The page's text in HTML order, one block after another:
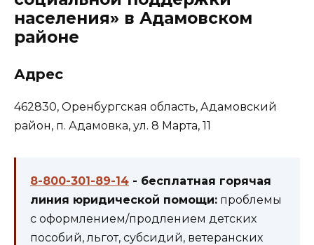
населения» в Адамовском
районе
Адрес
462830, Оренбургская область, Адамовский
район, п. Адамовка, ул. 8 Марта, 11
8-800-301-89-14 - бесплатная горячая
линия юридической помощи: проблемы
с оформлением/продлением детских
пособий, льгот, субсидий, ветеранских